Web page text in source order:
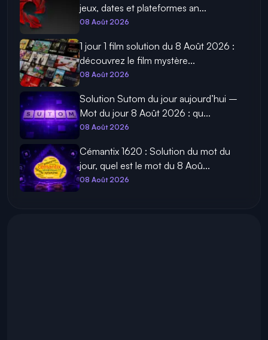
jeux, dates et plateformes an...
08 Août 2026
1 jour 1 film solution du 8 Août 2026 :
découvrez le film mystère...
08 Août 2026
Solution Sutom du jour aujourd’hui –
Mot du jour 8 Août 2026 : qu...
08 Août 2026
Cémantix 1620 : Solution du mot du
jour, quel est le mot du 8 Aoû...
08 Août 2026